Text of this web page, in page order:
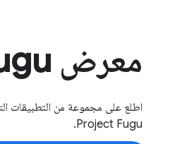
معرض Fugu
اطلع على مجموعة من التطبيقات
Project Fugu.